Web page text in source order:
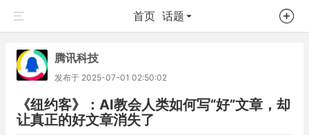
首页 话题
腾讯科技
发布于 2025-07-01 02:50:02
《纽约客》：AI教会人类如何写“好”文章，却
让真正的好文章消失了